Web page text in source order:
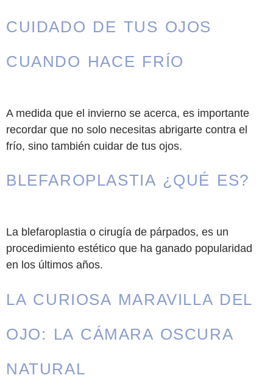
CUIDADO DE TUS OJOS
CUANDO HACE FRÍO
A medida que el invierno se acerca, es importante
recordar que no solo necesitas abrigarte contra el
frío, sino también cuidar de tus ojos.
BLEFAROPLASTIA ¿QUÉ ES?
La blefaroplastia o cirugía de párpados, es un
procedimiento estético que ha ganado popularidad
en los últimos años.
LA CURIOSA MARAVILLA DEL
OJO: LA CÁMARA OSCURA
NATURAL